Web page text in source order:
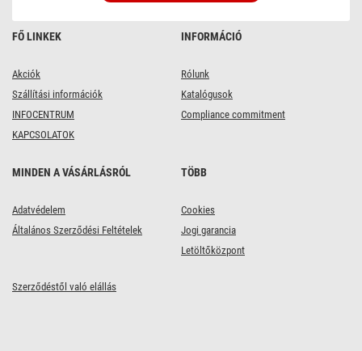
FŐ LINKEK
Akciók
Szállítási információk
INFOCENTRUM
KAPCSOLATOK
INFORMÁCIÓ
Rólunk
Katalógusok
Compliance commitment
MINDEN A VÁSÁRLÁSRÓL
Adatvédelem
Általános Szerződési Feltételek
TÖBB
Cookies
Jogi garancia
Letöltőközpont
Szerződéstől való elállás